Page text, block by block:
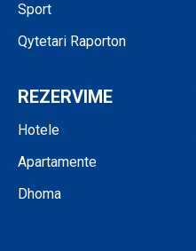
Sport
Qytetari Raporton
REZERVIME
Hotele
Apartamente
Dhoma